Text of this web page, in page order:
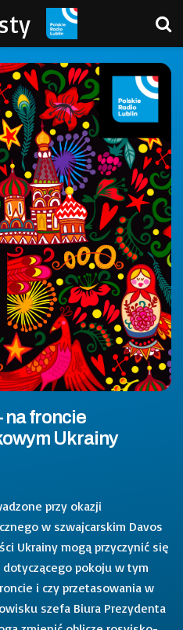
na froncie
Ukrainy
przy okazji
w szwajcarskim Davos
Ukrainy mogą przyczynić się
pokoju w tym
i czy przetasowania w
szefa Biura Prezydenta